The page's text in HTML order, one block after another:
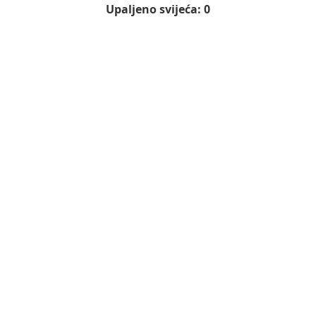
Upaljeno svijeća: 0